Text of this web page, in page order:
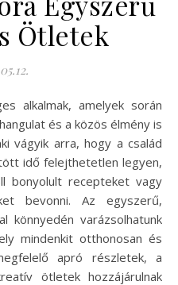
Ötletek
és a közös élmény is
vágyik arra, hogy a család
idő felejthetetlen legyen,
bonyolult recepteket vagy
bevonni. Az egyszerű,
könnyedén varázsolhatunk
mindenkit otthonosan és
apró részletek, a
ötletek hozzájárulnak